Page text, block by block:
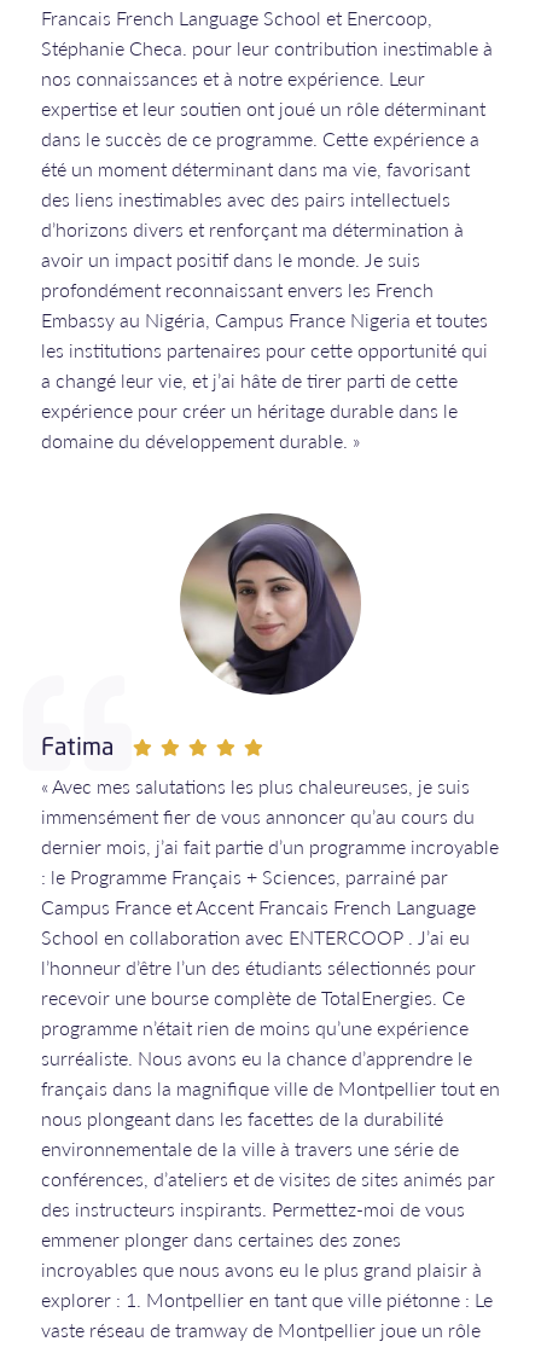
Francais French Language School et Enercoop,
Stéphanie Checa. pour leur contribution inestimable à
nos connaissances et à notre expérience. Leur
expertise et leur soutien ont joué un rôle déterminant
dans le succès de ce programme. Cette expérience a
été un moment déterminant dans ma vie, favorisant
des liens inestimables avec des pairs intellectuels
d’horizons divers et renforçant ma détermination à
avoir un impact positif dans le monde. Je suis
profondément reconnaissant envers les French
Embassy au Nigéria, Campus France Nigeria et toutes
les institutions partenaires pour cette opportunité qui
a changé leur vie, et j’ai hâte de tirer parti de cette
expérience pour créer un héritage durable dans le
domaine du développement durable. »
Fatima
« Avec mes salutations les plus chaleureuses, je suis
immensément fier de vous annoncer qu’au cours du
dernier mois, j’ai fait partie d’un programme incroyable
: le Programme Français + Sciences, parrainé par
Campus France et Accent Francais French Language
School en collaboration avec ENTERCOOP . J’ai eu
l’honneur d’être l’un des étudiants sélectionnés pour
recevoir une bourse complète de TotalEnergies. Ce
programme n’était rien de moins qu’une expérience
surréaliste. Nous avons eu la chance d’apprendre le
français dans la magnifique ville de Montpellier tout en
nous plongeant dans les facettes de la durabilité
environnementale de la ville à travers une série de
conférences, d’ateliers et de visites de sites animés par
des instructeurs inspirants. Permettez-moi de vous
emmener plonger dans certaines des zones
incroyables que nous avons eu le plus grand plaisir à
explorer : 1. Montpellier en tant que ville piétonne : Le
vaste réseau de tramway de Montpellier joue un rôle